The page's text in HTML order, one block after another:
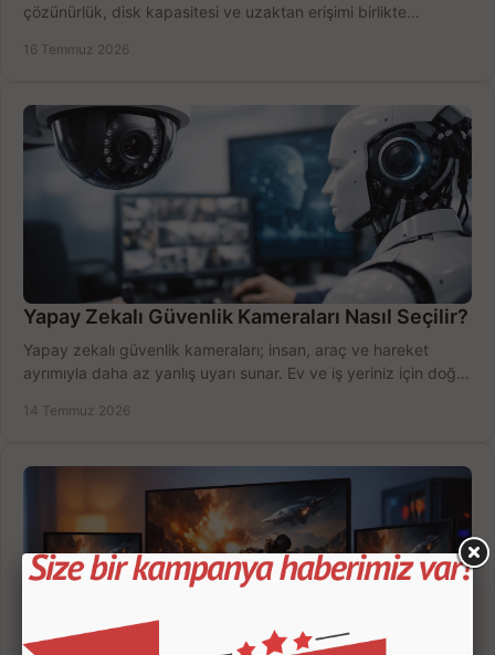
çözünürlük, disk kapasitesi ve uzaktan erişimi birlikte
16 Temmuz 2026
Yapay Zekalı Güvenlik Kameraları Nasıl Seçilir?
Yapay zekalı güvenlik kameraları; insan, araç ve hareket
ayrımıyla daha az yanlış uyarı sunar. Ev ve iş yeriniz için doğru
14 Temmuz 2026